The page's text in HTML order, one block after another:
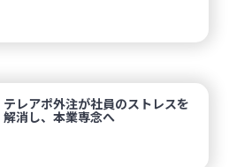
テレアポ外注が社員のストレスを
解消し、本業専念へ